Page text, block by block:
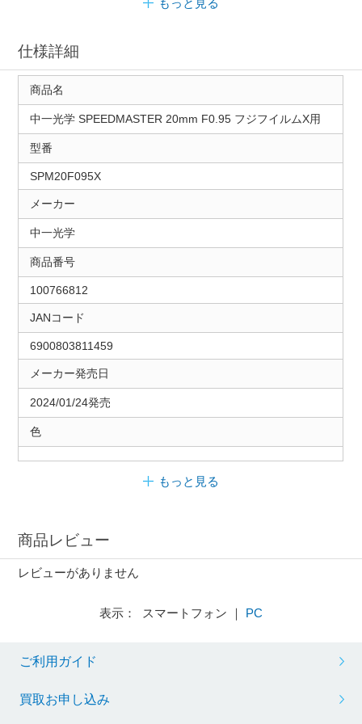
仕様詳細
商品名
中一光学 SPEEDMASTER 20mm F0.95 フジフイルムX用
型番
SPM20F095X
メーカー
中一光学
商品番号
100766812
JANコード
6900803811459
メーカー発売日
2024/01/24発売
色
もっと見る
商品レビュー
レビューがありません
表示： スマートフォン ｜ PC
ご利用ガイド
買取お申し込み